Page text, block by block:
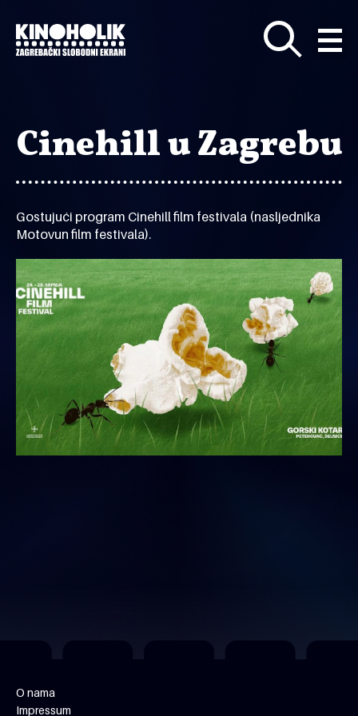
glavni
sadržaj
Cinehill u Zagrebu
Gostujući program Cinehill film festivala (nasljednika
Motovun film festivala).
O nama
Impressum